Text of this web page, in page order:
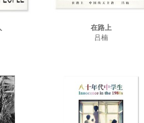
在路上
吕楠